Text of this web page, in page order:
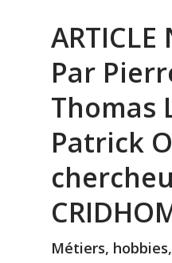
Par
Thomas
Patrick
Métiers,